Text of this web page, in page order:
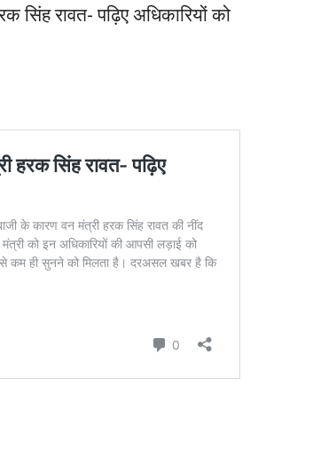
रावत- पढ़िए अधिकारियों को